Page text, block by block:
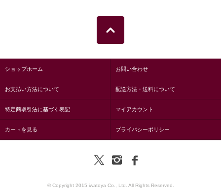
ショップホーム お問い合わせ
お支払い方法について 配送方法・送料について
特定商取引法に基づく表記 マイアカウント
カートを見る プライバシーポリシー
© Copyright 2015 iwatoya Co., Ltd. All Rights Reserved.